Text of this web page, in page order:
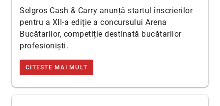
Selgros Cash & Carry anunță startul înscrierilor
pentru a XII-a ediție a concursului Arena
Bucătarilor, competiție destinată bucătarilor
profesioniști.
CITESTE MAI MULT